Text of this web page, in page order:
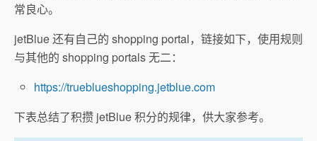
常良心。
jetBlue 还有自己的 shopping portal，链接如下，使用规则
与其他的 shopping portals 无二：
https://trueblueshopping.jetblue.com
下表总结了积攒 jetBlue 积分的规律，供大家参考。